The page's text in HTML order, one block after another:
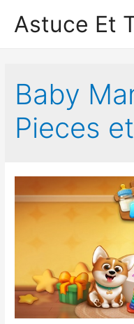
Astuce Et
Baby
Pieces